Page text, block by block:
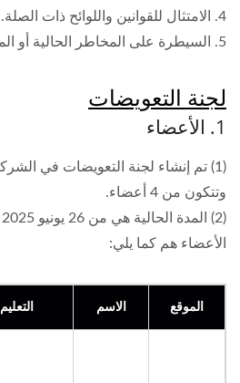
4. الامتثال للقوانين واللوائح ذات الصلة.
5. السيطرة على المخاطر الحالية أو المحتملة للشركة.
لجنة التعويضات
1. الأعضاء
وتتكون من 4 أعضاء.
الأعضاء هم كما يلي:
الموقع الاسم التعليم